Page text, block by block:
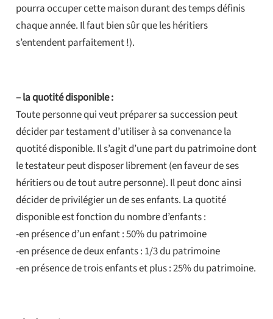
pourra occuper cette maison durant des temps définis
chaque année. Il faut bien sûr que les héritiers
s’entendent parfaitement !).
– la quotité disponible :
Toute personne qui veut préparer sa succession peut
décider par testament d’utiliser à sa convenance la
quotité disponible. Il s’agit d’une part du patrimoine dont
le testateur peut disposer librement (en faveur de ses
héritiers ou de tout autre personne). Il peut donc ainsi
décider de privilégier un de ses enfants. La quotité
disponible est fonction du nombre d’enfants :
-en présence d’un enfant : 50% du patrimoine
-en présence de deux enfants : 1/3 du patrimoine
-en présence de trois enfants et plus : 25% du patrimoine.